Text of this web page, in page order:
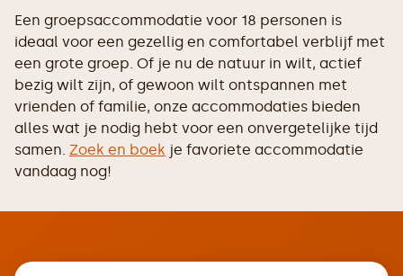
Een groepsaccommodatie voor 18 personen is
ideaal voor een gezellig en comfortabel verblijf met
een grote groep. Of je nu de natuur in wilt, actief
bezig wilt zijn, of gewoon wilt ontspannen met
vrienden of familie, onze accommodaties bieden
alles wat je nodig hebt voor een onvergetelijke tijd
samen. Zoek en boek je favoriete accommodatie
vandaag nog!